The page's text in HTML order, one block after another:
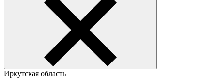
Иркутская область